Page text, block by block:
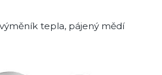
tepla, pájený mědí